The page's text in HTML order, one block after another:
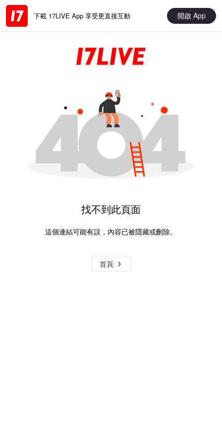
下載 17LIVE App 享受更直接互動 開啟 App
找不到此頁面
這個連結可能有誤，內容已被隱藏或刪除。
首頁